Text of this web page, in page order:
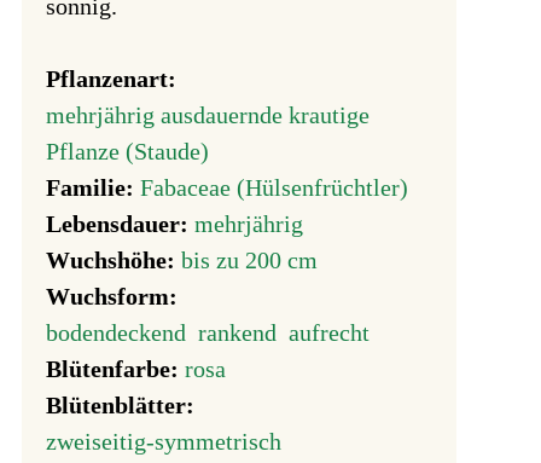
sonnig.
Pflanzenart:
mehrjährig ausdauernde krautige
Pflanze (Staude)
Familie: Fabaceae (Hülsenfrüchtler)
Lebensdauer: mehrjährig
Wuchshöhe: bis zu 200 cm
Wuchsform:
bodendeckend rankend aufrecht
Blütenfarbe: rosa
Blütenblätter:
zweiseitig-symmetrisch